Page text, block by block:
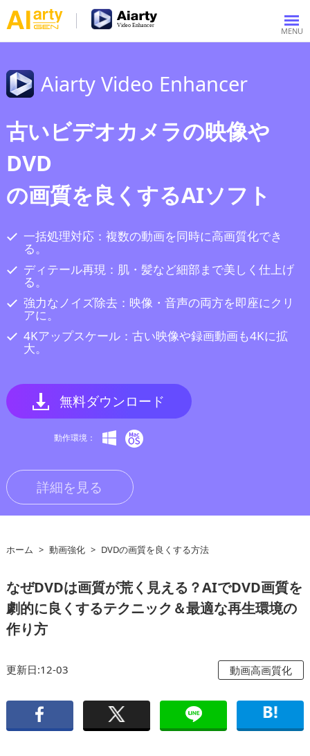
Aiarty Video Enhancer
古いビデオカメラの映像や
DVD
の画質を良くするAIソフト
一括処理対応：複数の動画を同時に高画質化でき
る。
ディテール再現：肌・髪など細部まで美しく仕上げ
る。
強力なノイズ除去：映像・音声の両方を即座にクリ
アに。
4Kアップスケール：古い映像や録画動画も4Kに拡
大。
無料ダウンロード
動作環境：
詳細を見る
ホーム > 動画強化 > DVDの画質を良くする方法
なぜDVDは画質が荒く見える？AIでDVD画質を
劇的に良くするテクニック＆最適な再生環境の
作り方
更新日:12-03 動画高画質化